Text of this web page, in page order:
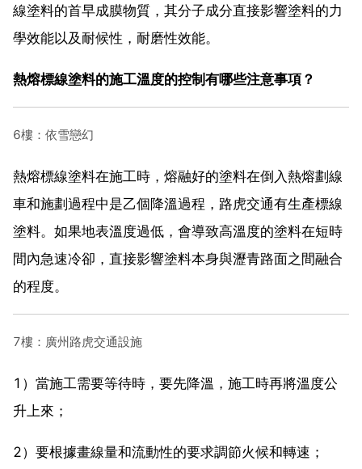
線塗料的首早成膜物質，其分子成分直接影響塗料的力
學效能以及耐候性，耐磨性效能。
熱熔標線塗料的施工溫度的控制有哪些注意事項？
6樓：依雪戀幻
熱熔標線塗料在施工時，熔融好的塗料在倒入熱熔劃線
車和施劃過程中是乙個降溫過程，路虎交通有生產標線
塗料。如果地表溫度過低，會導致高溫度的塗料在短時
間內急速冷卻，直接影響塗料本身與瀝青路面之間融合
的程度。
7樓：廣州路虎交通設施
1）當施工需要等待時，要先降溫，施工時再將溫度公
升上來；
2）要根據畫線量和流動性的要求調節火候和轉速；